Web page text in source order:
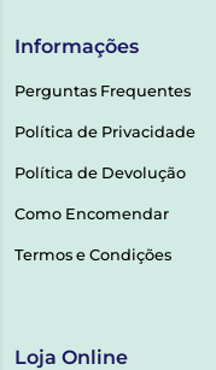
Informações
Perguntas Frequentes
Política de Privacidade
Política de Devolução
Como Encomendar
Termos e Condições
Loja Online